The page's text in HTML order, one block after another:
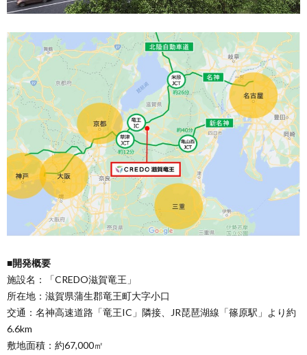
■開発概要
施設名：「CREDO滋賀竜王」
所在地：滋賀県蒲生郡竜王町大字小口
交通：名神高速道路「竜王IC」隣接、JR琵琶湖線「篠原駅」より約
6.6km
敷地面積：約67,000㎡